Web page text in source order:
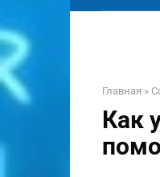
Главная »
Как